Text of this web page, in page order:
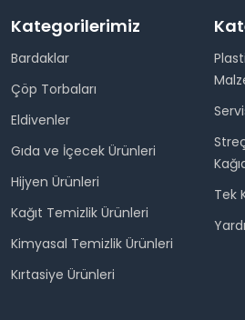
Kategorilerimiz
Bardaklar
Çöp Torbaları
Eldivenler
Gıda ve İçecek Ürünleri
Hijyen Ürünleri
Kağıt Temizlik Ürünleri
Kimyasal Temizlik Ürünleri
Kırtasiye Ürünleri
Tek